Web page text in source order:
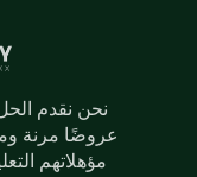
نحن نقدم
عروضًا مرنة
مؤهلاتهم